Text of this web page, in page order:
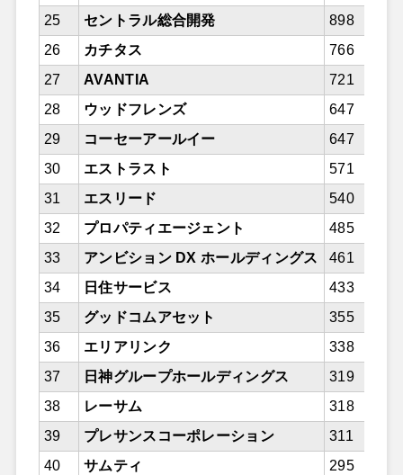
25
セントラル総合開発
898
26
カチタス
766
27
AVANTIA
721
28
ウッドフレンズ
647
29
コーセーアールイー
647
30
エストラスト
571
31
エスリード
540
32
プロパティエージェント
485
33
アンビション DX ホールディングス
461
34
日住サービス
433
35
グッドコムアセット
355
36
エリアリンク
338
37
日神グループホールディングス
319
38
レーサム
318
39
プレサンスコーポレーション
311
40
サムティ
295